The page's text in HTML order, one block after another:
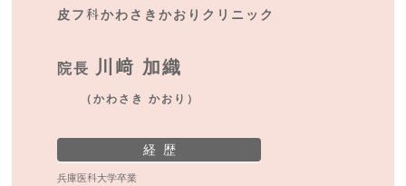
皮フ科かわさきかおりクリニック
院長 川﨑 加織
（かわさき かおり）
経 歴
兵庫医科大学卒業